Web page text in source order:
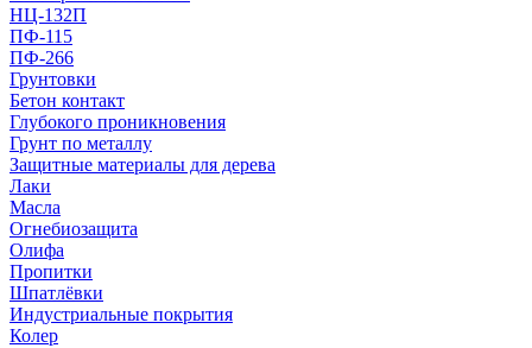
НЦ-132П
ПФ-115
ПФ-266
Грунтовки
Бетон контакт
Глубокого проникновения
Грунт по металлу
Защитные материалы для дерева
Лаки
Масла
Огнебиозащита
Олифа
Пропитки
Шпатлёвки
Индустриальные покрытия
Колер